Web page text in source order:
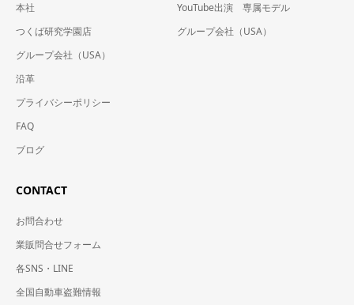
本社
つくば研究学園店
グループ会社（USA）
沿革
プライバシーポリシー
FAQ
ブログ
YouTube出演 専属モデル
グループ会社（USA）
CONTACT
お問合わせ
業販問合せフォーム
各SNS・LINE
全国自動車盗難情報